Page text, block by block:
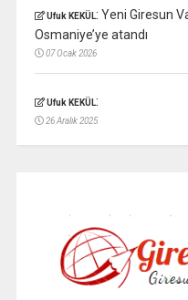
Ufuk KEKÜL: Yeni Giresun
Osmaniye’ye atandı
07 Ocak 2026
Ufuk KEKÜL:
26 Aralık 2025